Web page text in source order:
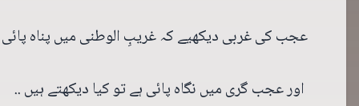
عجب کی غربی دیکھیے کہ غریبِ الوطنی میں پناہ
اور عجب گری میں نگاہ پائی ہے تو کیا دیکھتے ہیں ..